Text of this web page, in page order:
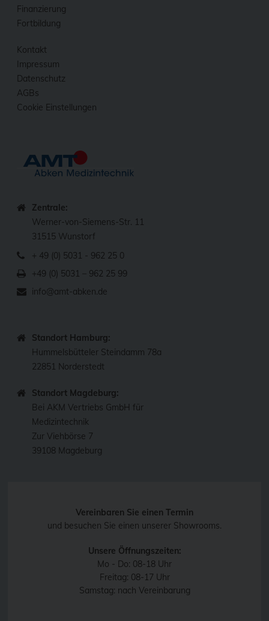
Finanzierung
Fortbildung
Kontakt
Impressum
Datenschutz
AGBs
Cookie Einstellungen
Zentrale:
Werner-von-Siemens-Str. 11
31515 Wunstorf
+ 49 (0) 5031 - 962 25 0
+49 (0) 5031 – 962 25 99
info@amt-abken.de
Standort Hamburg:
Hummelsbütteler Steindamm 78a
22851 Norderstedt
Standort Magdeburg:
Bei AKM Vertriebs GmbH für
Medizintechnik
Zur Viehbörse 7
39108 Magdeburg
Vereinbaren Sie einen Termin
und besuchen Sie einen unserer Showrooms.
Unsere Öffnungszeiten:
Mo - Do: 08-18 Uhr
Freitag: 08-17 Uhr
Samstag: nach Vereinbarung